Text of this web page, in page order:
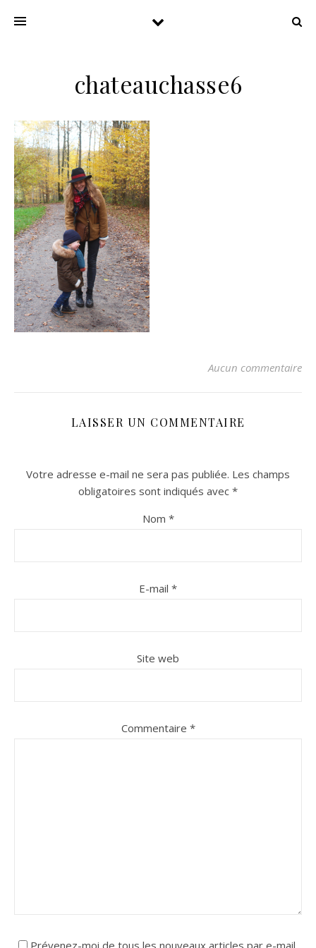
sur Instagram
sur Instagram
chateauchasse6
Aucun commentaire
LAISSER UN COMMENTAIRE
Votre adresse e-mail ne sera pas publiée. Les champs
obligatoires sont indiqués avec *
Nom *
E-mail *
Site web
Commentaire *
Prévenez-moi de tous les nouveaux articles par e-mail.